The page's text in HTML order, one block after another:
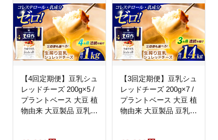
【4回定期便】豆乳シュ
レッドチーズ 200g×5 /
プラントベース 大豆 植
物由来 大豆製品 豆乳チ
【3回定期便】豆乳シュ
レッドチーズ 200g×7 /
プラントベース 大豆 植
物由来 大豆製品 豆乳チ